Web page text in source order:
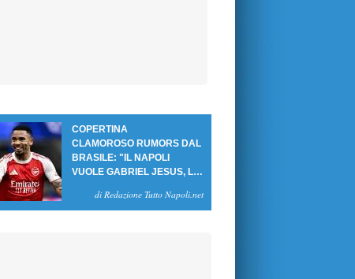
COPERTINA
CLAMOROSO RUMORS DAL
BRASILE: "IL NAPOLI
VUOLE GABRIEL JESUS, LE
di Redazione Tutto Napoli.net